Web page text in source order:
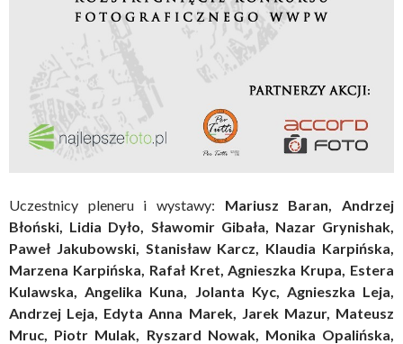
Uczestnicy pleneru i wystawy: Mariusz Baran, Andrzej
Błoński, Lidia Dyło, Sławomir Gibała, Nazar Grynishak,
Paweł Jakubowski, Stanisław Karcz, Klaudia Karpińska,
Marzena Karpińska, Rafał Kret, Agnieszka Krupa, Estera
Kulawska, Angelika Kuna, Jolanta Kyc, Agnieszka Leja,
Andrzej Leja, Edyta Anna Marek, Jarek Mazur, Mateusz
Mruc, Piotr Mulak, Ryszard Nowak, Monika Opalińska,